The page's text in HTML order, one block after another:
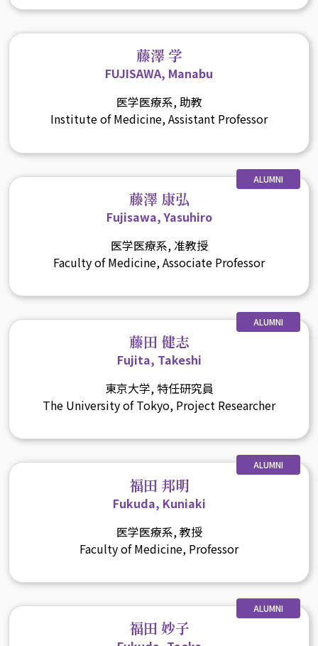
藤澤 学
FUJISAWA, Manabu
医学医療系, 助教
Institute of Medicine, Assistant Professor
ALUMNI
藤澤 康弘
Fujisawa, Yasuhiro
医学医療系, 准教授
Faculty of Medicine, Associate Professor
ALUMNI
藤田 健志
Fujita, Takeshi
東京大学, 特任研究員
The University of Tokyo, Project Researcher
ALUMNI
福田 邦明
Fukuda, Kuniaki
医学医療系, 教授
Faculty of Medicine, Professor
ALUMNI
福田 妙子